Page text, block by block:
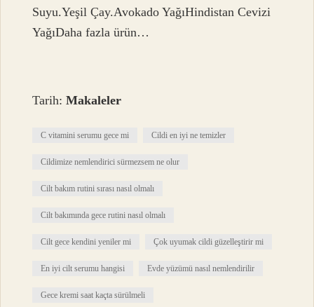
Suyu.Yeşil Çay.Avokado YağıHindistan Cevizi
YağıDaha fazla ürün…
Tarih:Makaleler
C vitamini serumu gece mi Cildi en iyi ne temizler
Cildimize nemlendirici sürmezsem ne olur
Cilt bakım rutini sırası nasıl olmalı
Cilt bakımında gece rutini nasıl olmalı
Cilt gece kendini yeniler mi Çok uyumak cildi güzelleştirir mi
En iyi cilt serumu hangisi Evde yüzümü nasıl nemlendirilir
Gece kremi saat kaçta sürülmeli